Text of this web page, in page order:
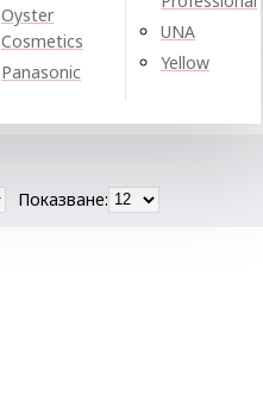
Oyster
Cosmetics
Panasonic
UNA
Yellow
Показване: